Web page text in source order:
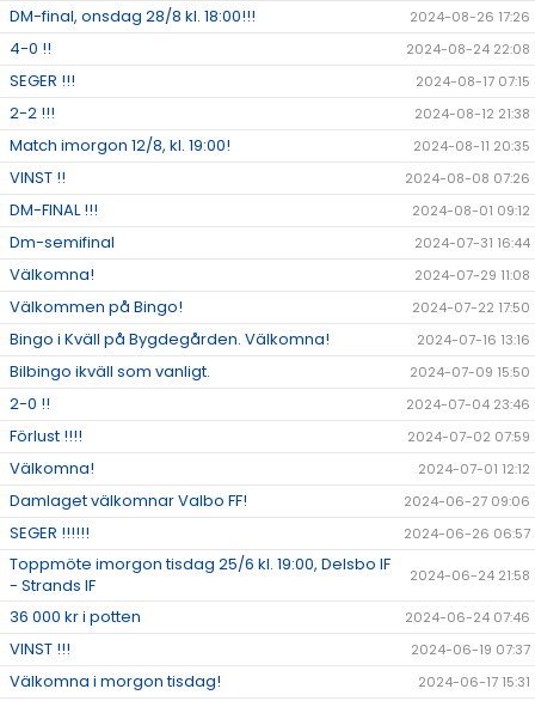
DM-final, onsdag 28/8 kl. 18:00!!! 2024-08-26 17:26
4-0 !! 2024-08-24 22:08
SEGER !!! 2024-08-17 07:15
2-2 !!! 2024-08-12 21:38
Match imorgon 12/8, kl. 19:00! 2024-08-11 20:35
VINST !! 2024-08-08 07:26
DM-FINAL !!! 2024-08-01 09:12
Dm-semifinal 2024-07-31 16:44
Välkomna! 2024-07-29 11:08
Välkommen på Bingo! 2024-07-22 17:50
Bingo i Kväll på Bygdegården. Välkomna! 2024-07-16 13:16
Bilbingo ikväll som vanligt. 2024-07-09 15:50
2-0 !! 2024-07-04 23:46
Förlust !!!! 2024-07-02 07:59
Välkomna! 2024-07-01 12:12
Damlaget välkomnar Valbo FF! 2024-06-27 09:06
SEGER !!!!!! 2024-06-26 06:57
Toppmöte imorgon tisdag 25/6 kl. 19:00, Delsbo IF
- Strands IF
2024-06-24 21:58
36 000 kr i potten 2024-06-24 07:46
VINST !!! 2024-06-19 07:37
Välkomna i morgon tisdag! 2024-06-17 15:31